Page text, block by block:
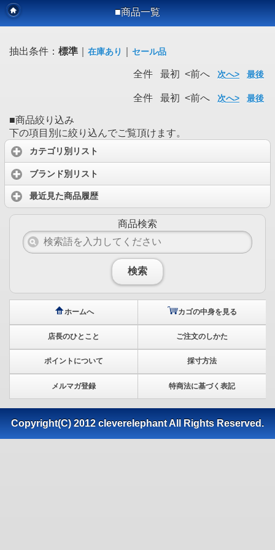
■商品一覧
抽出条件： 標準 在庫あり セール品
全件 最初 <前へ 次へ> 最後
全件 最初 <前へ 次へ> 最後
■商品絞り込み
下の項目別に絞り込んでご覧頂けます。
カテゴリ別リスト
ブランド別リスト
最近見た商品履歴
商品検索
検索
ホームへ カゴの中身を見る
店長のひとこと ご注文のしかた
ポイントについて 採寸方法
メルマガ登録 特商法に基づく表記
Copyright(C) 2012 cleverelephant All Rights Reserved.